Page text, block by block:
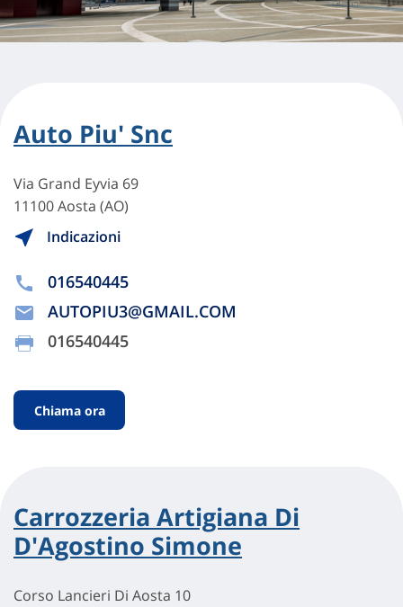
Auto Piu' Snc
Via Grand Eyvia 69
11100 Aosta (AO)
Indicazioni
016540445
AUTOPIU3@GMAIL.COM
016540445
Chiama ora
Carrozzeria Artigiana Di
D'Agostino Simone
Corso Lancieri Di Aosta 10